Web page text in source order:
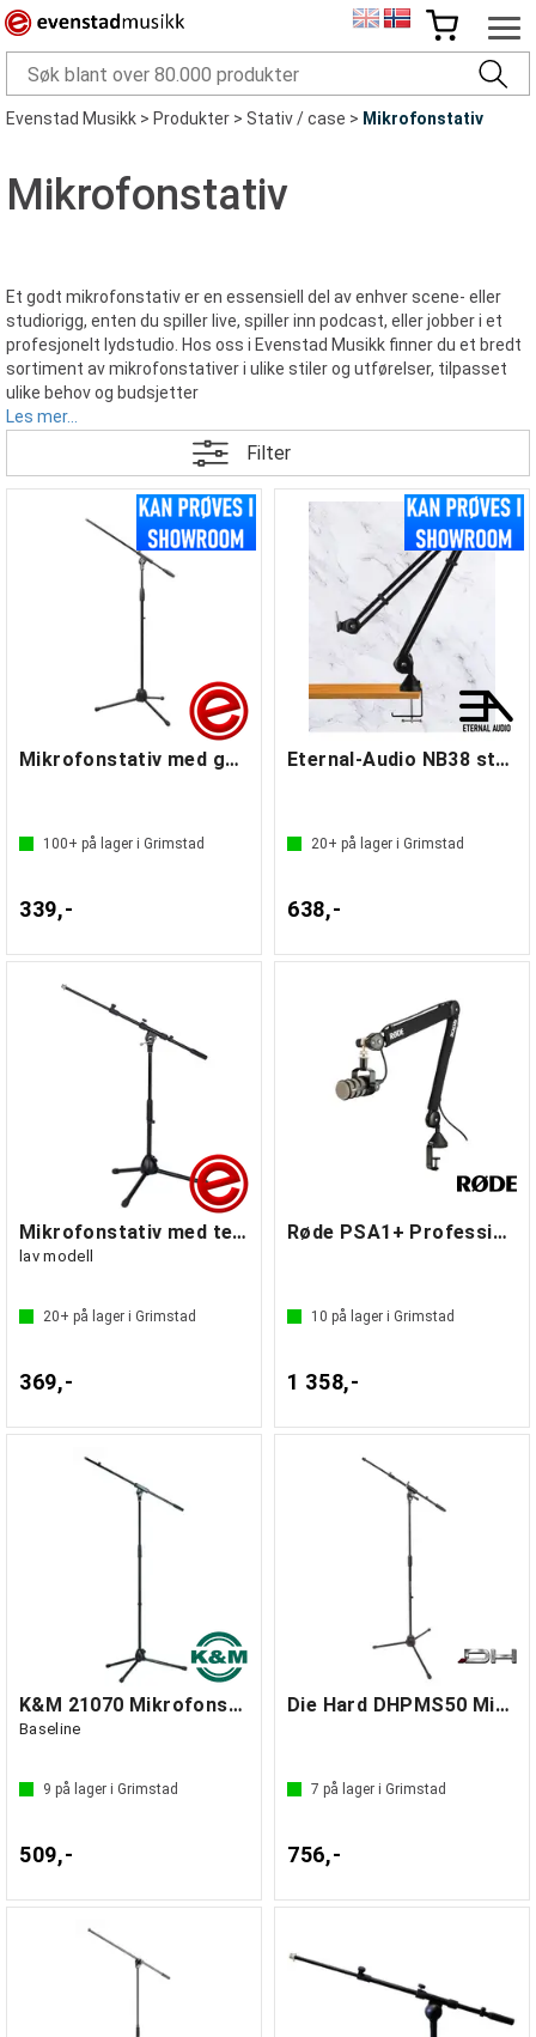
Evenstad Musikk>Produkter>Stativ / case> Mikrofonstativ
Mikrofonstativ
Et godt mikrofonstativ er en essensiell del av enhver scene- eller
studiorigg, enten du spiller live, spiller inn podcast, eller jobber i et
profesjonelt lydstudio. Hos oss i Evenstad Musikk finner du et bredt
sortiment av mikrofonstativer i ulike stiler og utførelser, tilpasset
ulike behov og budsjetter
Stativ til mikrofon i alle varianter
Vi tilbyr alt fra robuste stativ til mikrofon for scene og turnébruk, til
fleksible og plassbesparende bordstativer for hjemmeopptak. Enten
du trenger et stativ med teleskoparm, fast arm, lavt gulvstativ eller
stativ med hjul for mobilitet, finner du alternativene hos oss.
Kvalitet og stabilitet fra kjente
Stabilitet og fleksibilitet er viktig når du velger mikrofonstativ. I vårt
utvalg finner du produkter fra anerkjente merker som K&M, Hercules,
Gravity Stands, Shure, Gator Frameworks og Frem, kjent for solid
instrumenter eller taler.
modell. Se vårt sortiment i nettbutikken og finn et mikrofonstativ
Les mer...
Filter
Mikrofonstativ med galge
100+ på lager i Grimstad
339,-
Eternal-Audio NB38 studioarm
20+ på lager i Grimstad
638,-
Mikrofonstativ med teleskopgalge
lav modell
20+ på lager i Grimstad
369,-
Røde PSA1+ Professional Studio Arm
10 på lager i Grimstad
1 358,-
K&M 21070 Mikrofonstativ, Sort
Baseline
9 på lager i Grimstad
509,-
Die Hard DHPMS50 Mikrofonstativ
7 på lager i Grimstad
756,-